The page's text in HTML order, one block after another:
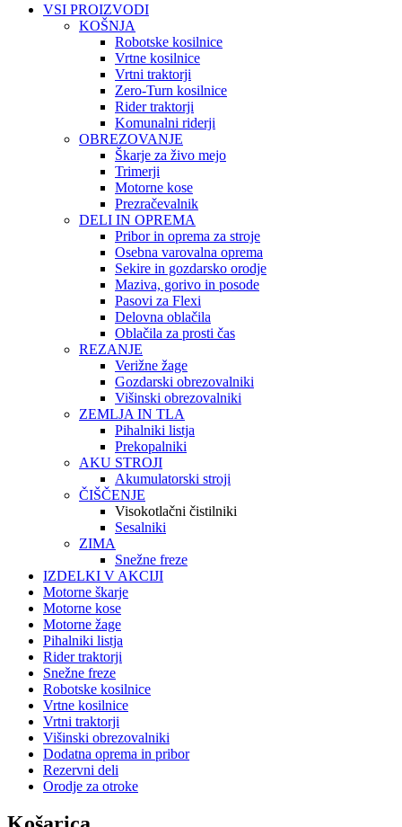
VSI PROIZVODI
KOŠNJA
Robotske kosilnice
Vrtne kosilnice
Vrtni traktorji
Zero-Turn kosilnice
Rider traktorji
Komunalni riderji
OBREZOVANJE
Škarje za živo mejo
Trimerji
Motorne kose
Prezračevalnik
DELI IN OPREMA
Pribor in oprema za stroje
Osebna varovalna oprema
Sekire in gozdarsko orodje
Maziva, gorivo in posode
Pasovi za Flexi
Delovna oblačila
Oblačila za prosti čas
REZANJE
Verižne žage
Gozdarski obrezovalniki
Višinski obrezovalniki
ZEMLJA IN TLA
Pihalniki listja
Prekopalniki
AKU STROJI
Akumulatorski stroji
ČIŠČENJE
Visokotlačni čistilniki
Sesalniki
ZIMA
Snežne freze
IZDELKI V AKCIJI
Motorne škarje
Motorne kose
Motorne žage
Pihalniki listja
Rider traktorji
Snežne freze
Robotske kosilnice
Vrtne kosilnice
Vrtni traktorji
Višinski obrezovalniki
Dodatna oprema in pribor
Rezervni deli
Orodje za otroke